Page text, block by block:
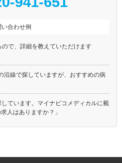
い合わせ例
ので、詳細を教えていただけます
沿線で探していますが、おすすめの病
しています。マイナビコメディカルに載
人はありますか？」